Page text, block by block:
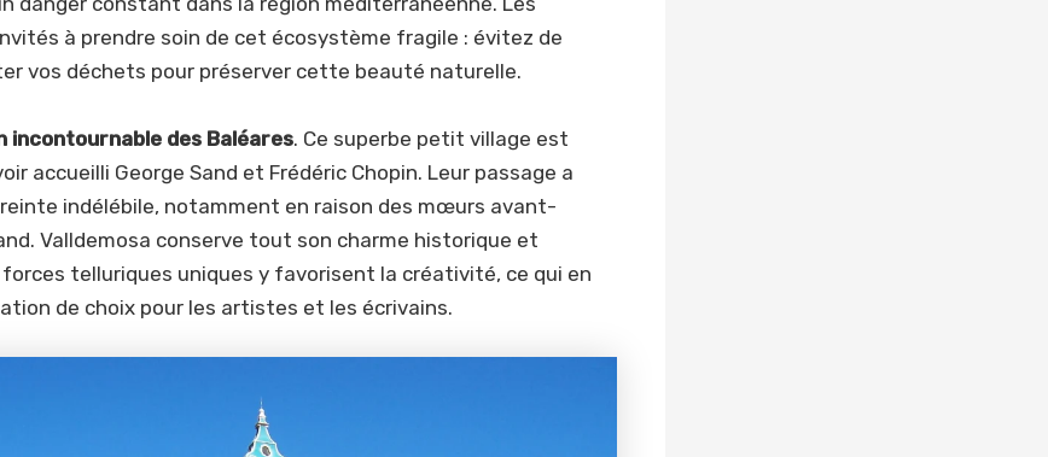
à prendre soin de cet écosystème fragile : évitez de
vos déchets pour préserver cette beauté naturelle.
incontournable des Baléares. Ce superbe petit village est
accueilli George Sand et Frédéric Chopin. Leur passage a
indélébile, notamment en raison des mœurs avant-
Valldemosa conserve tout son charme historique et
telluriques uniques y favorisent la créativité, ce qui en
de choix pour les artistes et les écrivains.